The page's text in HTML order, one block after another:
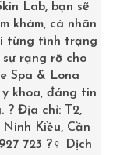
Lab, bạn sẽ
khám, cá nhân
từng tình trạng
rạng rỡ cho
Spa & Lona
khoa, đáng tin
? Địa chỉ: T2,
Kiều, Cần
723 ?‍♀️ Dịch